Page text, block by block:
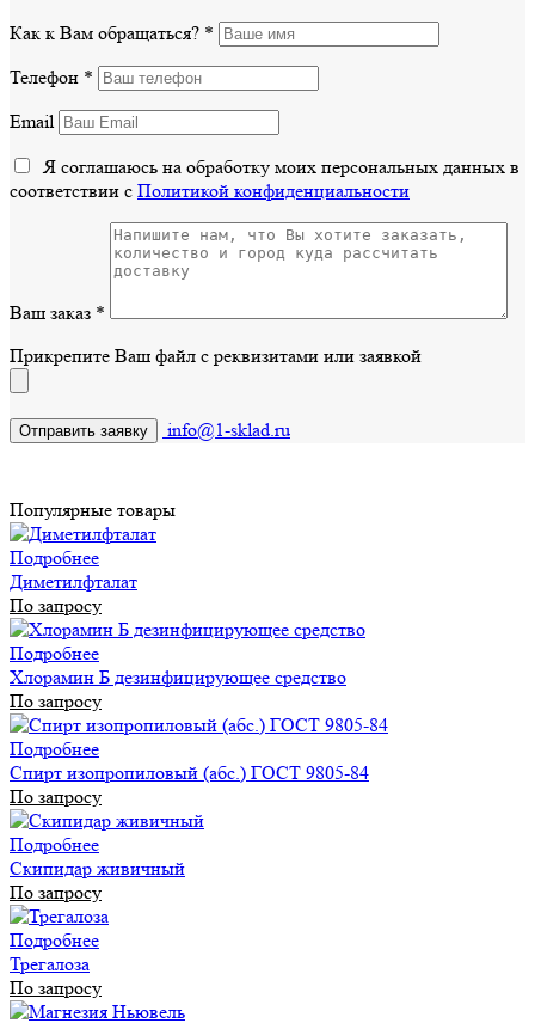
Как к Вам обращаться? *
Телефон *
Email
Я соглашаюсь на обработку моих персональных данных в
соответствии с Политикой конфиденциальности
Ваш заказ *
Прикрепите Ваш файл с реквизитами или заявкой
info@1-sklad.ru
Популярные товары
Подробнее
Диметилфталат
По запросу
Подробнее
Хлорамин Б дезинфицирующее средство
По запросу
Подробнее
Спирт изопропиловый (абс.) ГОСТ 9805-84
По запросу
Подробнее
Скипидар живичный
По запросу
Подробнее
Трегалоза
По запросу